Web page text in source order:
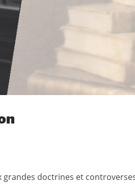
grandes doctrines et